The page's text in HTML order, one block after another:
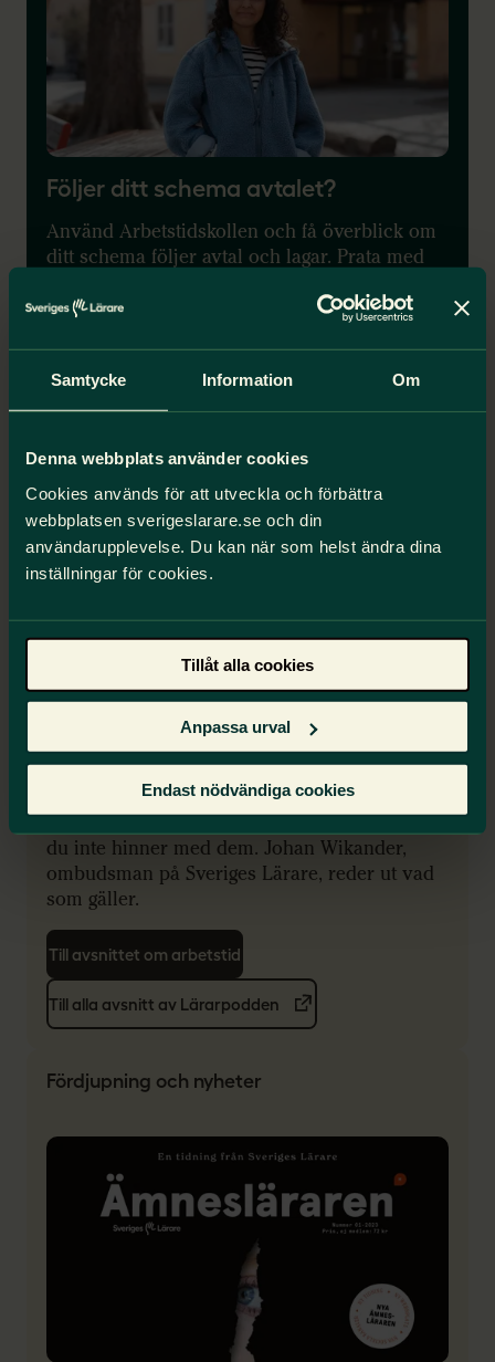
Samtycke Information Om
Denna webbplats använder cookies
Cookies används för att utveckla och förbättra
webbplatsen sverigeslarare.se och din
användarupplevelse. Du kan när som helst ändra dina
inställningar för cookies.
Tillåt alla cookies
Anpassa urval
Endast nödvändiga cookies
Följer ditt schema avtalet?
Använd Arbetstidskollen och få överblick om
ditt schema följer avtal och lagar. Prata med
Lärarpodden
Vad ska rymmas i arbetstiden?
I det här avsnittet får du veta vilka
arbetsuppgifter som ska rymmas inom din
du inte hinner med dem. Johan Wikander,
ombudsman på Sveriges Lärare, reder ut vad
som gäller.
Till avsnittet om arbetstid
Till alla avsnitt av Lärarpodden
Fördjupning och nyheter